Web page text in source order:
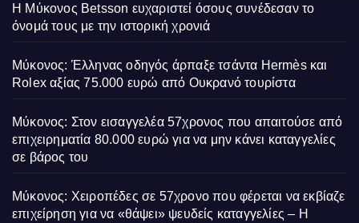
Η Μύκονος Betsson ευχαριστεί όσους συνέδεσαν το
όνομά τους με την ιστορική χρονιά
Μύκονος: Έλληνας οδηγός άρπαξε τσάντα Hermès και
Rolex αξίας 75.000 ευρώ από Ουκρανό τουρίστα
Μύκονος: Στον εισαγγελέα 57χρονος που απαιτούσε από
επιχειρηματία 80.000 ευρώ για να μην κάνει καταγγελίες
σε βάρος του
Μύκονος: Χειροπέδες σε 57χρονο που φέρεται να εκβίαζε
επιχείρηση για να «θάψει» ψευδείς καταγγελίες – Η